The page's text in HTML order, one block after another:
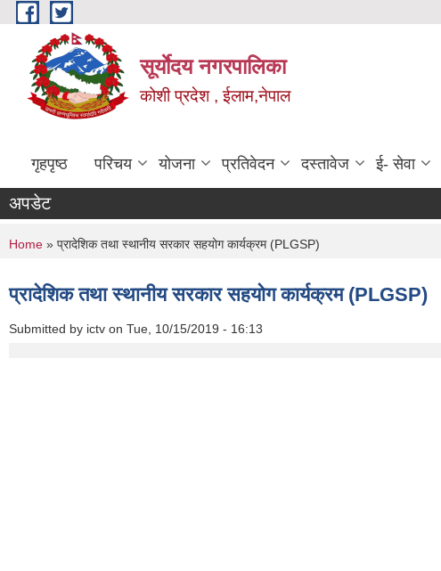
Skip to main content
सूर्याेदय नगरपालिका
कोशी प्रदेश , ईलाम,नेपाल
गृहपृष्ठ परिचय योजना प्रतिवेदन दस्तावेज ई- सेवा
अपडेट
You are here
Home » प्रादेशिक तथा स्थानीय सरकार सहयोग कार्यक्रम (PLGSP)
प्रादेशिक तथा स्थानीय सरकार सहयोग कार्यक्रम (PLGSP)
Submitted by ictv on Tue, 10/15/2019 - 16:13